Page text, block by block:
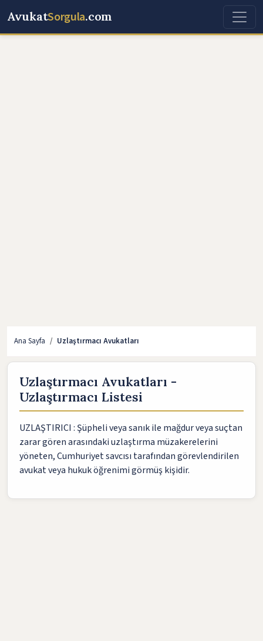
AvukatSorgula.com
Ana Sayfa Uzlaştırmacı Avukatları
Uzlaştırmacı Avukatları -
Uzlaştırmacı Listesi
UZLAŞTIRICI : Şüpheli veya sanık ile mağdur veya suçtan
zarar gören arasındaki uzlaştırma müzakerelerini
yöneten, Cumhuriyet savcısı tarafından görevlendirilen
avukat veya hukuk öğrenimi görmüş kişidir.